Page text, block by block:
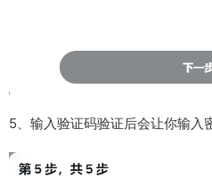
5、输入验证码验证后会让你输入